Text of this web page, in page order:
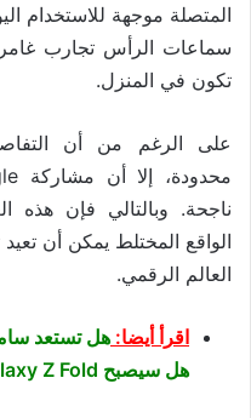
المتصلة موجهة للاستخدام
سماعات الرأس تجارب
تكون في المنزل.
على الرغم من أن
ناجحة. وبالتالي فإن هذه
الواقع المختلط يمكن أن
العالم الرقمي.
اقرأ أيضا: هل تستعد
هل سيصبح Galaxy Z Fold قديمًا قريبًا؟